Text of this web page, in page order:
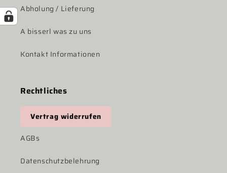
Abholung / Lieferung
A bisserl was zu uns
Kontakt Informationen
Rechtliches
Vertrag widerrufen
AGBs
Datenschutzbelehrung